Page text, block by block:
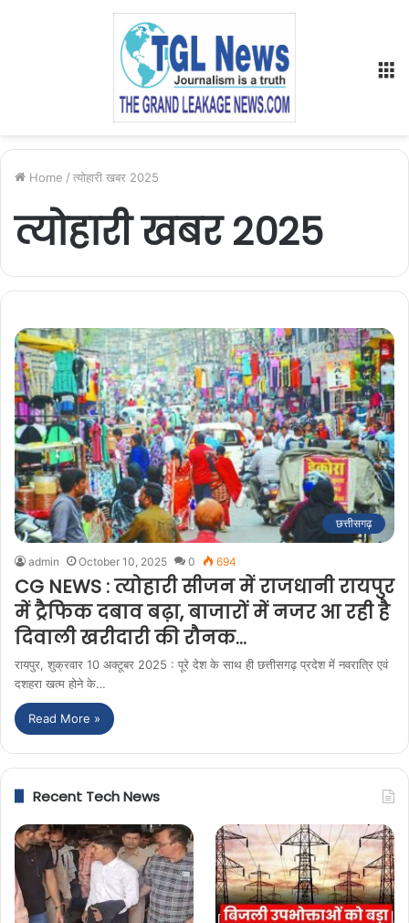
Home / त्योहारी खबर 2025
त्योहारी खबर 2025
छत्तीसगढ़
admin October 10, 2025 0 694
CG NEWS : त्योहारी सीजन में राजधानी रायपुर
में ट्रैफिक दबाव बढ़ा, बाजारों में नजर आ रही है
दिवाली खरीदारी की रौनक…
रायपुर, शुक्रवार 10 अक्टूबर 2025 : पूरे देश के साथ ही छत्तीसगढ़ प्रदेश में नवरात्रि एवं
दशहरा खत्म होने के…
Read More »
Recent Tech News